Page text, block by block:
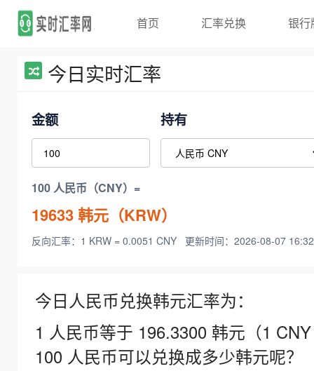
首页 汇率兑换 银行
今日实时汇率
金额 持有
100 人民币（CNY）=
19633韩元（KRW）
反向汇率：1 KRW = 0.0051 CNY 更新时间：2026-08-07
今日人民币兑换韩元汇率为：
1 人民币等于 196.3300 韩元（1
100 人民币可以兑换成多少韩元呢？